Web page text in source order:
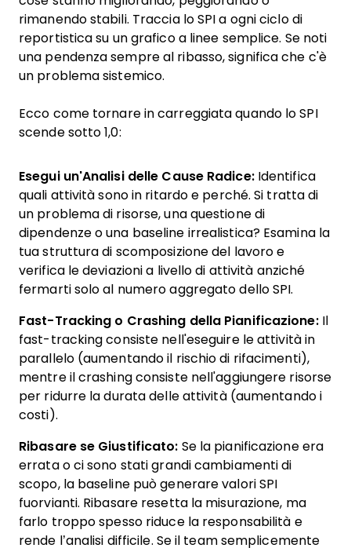
rimanendo stabili. Traccia lo SPI a ogni ciclo di
reportistica su un grafico a linee semplice. Se noti
una pendenza sempre al ribasso, significa che c'è
un problema sistemico.
Ecco come tornare in carreggiata quando lo SPI
scende sotto 1,0:
Esegui un'Analisi delle Cause Radice:Identifica
quali attività sono in ritardo e perché. Si tratta di
un problema di risorse, una questione di
dipendenze o una baseline irrealistica? Esamina la
tua struttura di scomposizione del lavoro e
verifica le deviazioni a livello di attività anziché
fermarti solo al numero aggregato dello SPI.
Fast-Tracking o Crashing della Pianificazione:Il
fast-tracking consiste nell'eseguire le attività in
parallelo (aumentando il rischio di rifacimenti),
mentre il crashing consiste nell'aggiungere risorse
per ridurre la durata delle attività (aumentando i
costi).
Ribasare se Giustificato: Se la pianificazione era
errata o ci sono stati grandi cambiamenti di
scopo, la baseline può generare valori SPI
fuorvianti. Ribasare resetta la misurazione, ma
farlo troppo spesso riduce la responsabilità e
rende l’analisi difficile. Se il team semplicemente